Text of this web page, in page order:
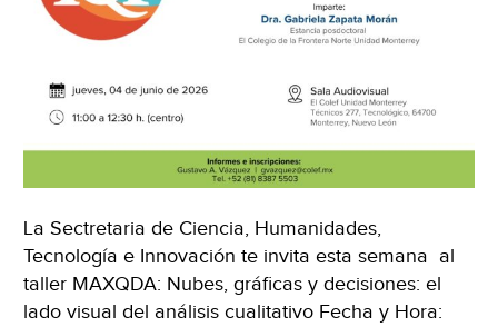
La Sectretaria de Ciencia, Humanidades,
Tecnología e Innovación te invita esta semana al
taller MAXQDA: Nubes, gráficas y decisiones: el
lado visual del análisis cualitativo Fecha y Hora: